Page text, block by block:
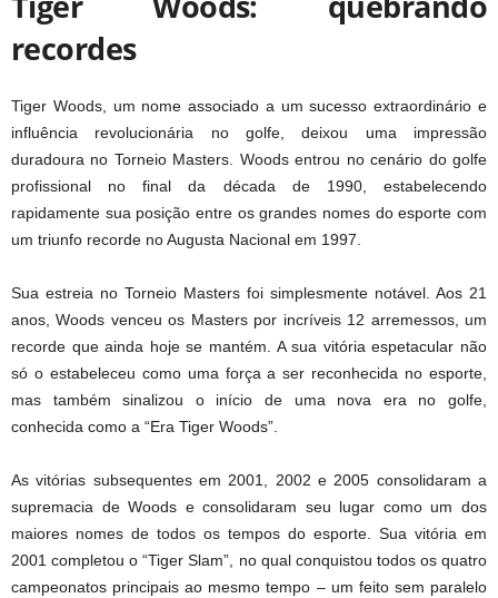
recordes
Tiger Woods, um nome associado a um sucesso extraordinário e
influência revolucionária no golfe, deixou uma impressão
duradoura no Torneio Masters. Woods entrou no cenário do golfe
profissional no final da década de 1990, estabelecendo
rapidamente sua posição entre os grandes nomes do esporte com
um triunfo recorde no Augusta Nacional em 1997.
Sua estreia no Torneio Masters foi simplesmente notável. Aos 21
anos, Woods venceu os Masters por incríveis 12 arremessos, um
recorde que ainda hoje se mantém. A sua vitória espetacular não
só o estabeleceu como uma força a ser reconhecida no esporte,
mas também sinalizou o início de uma nova era no golfe,
conhecida como a “Era Tiger Woods”.
As vitórias subsequentes em 2001, 2002 e 2005 consolidaram a
supremacia de Woods e consolidaram seu lugar como um dos
maiores nomes de todos os tempos do esporte. Sua vitória em
2001 completou o “Tiger Slam”, no qual conquistou todos os quatro
campeonatos principais ao mesmo tempo – um feito sem paralelo